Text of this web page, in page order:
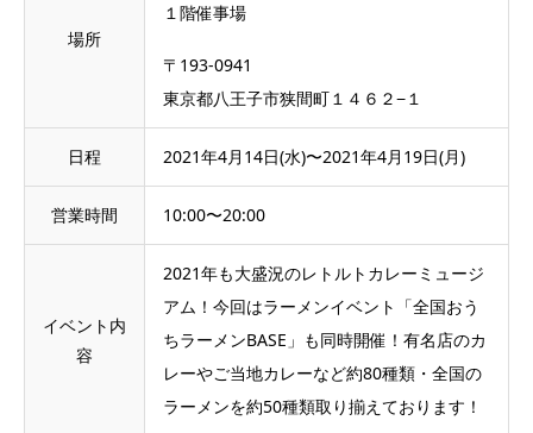
場所
１階催事場
〒193-0941
東京都八王子市狭間町１４６２−１
日程 2021年4月14日(水)〜2021年4月19日(月)
営業時間 10:00〜20:00
イベント内
容
2021年も大盛況のレトルトカレーミュージ
アム！今回はラーメンイベント「全国おう
ちラーメンBASE」も同時開催！有名店のカ
レーやご当地カレーなど約80種類・全国の
ラーメンを約50種類取り揃えております！